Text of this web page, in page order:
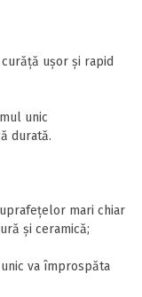
ușor și rapid
unic
durată.
mari chiar
și ceramică;
va împrospăta